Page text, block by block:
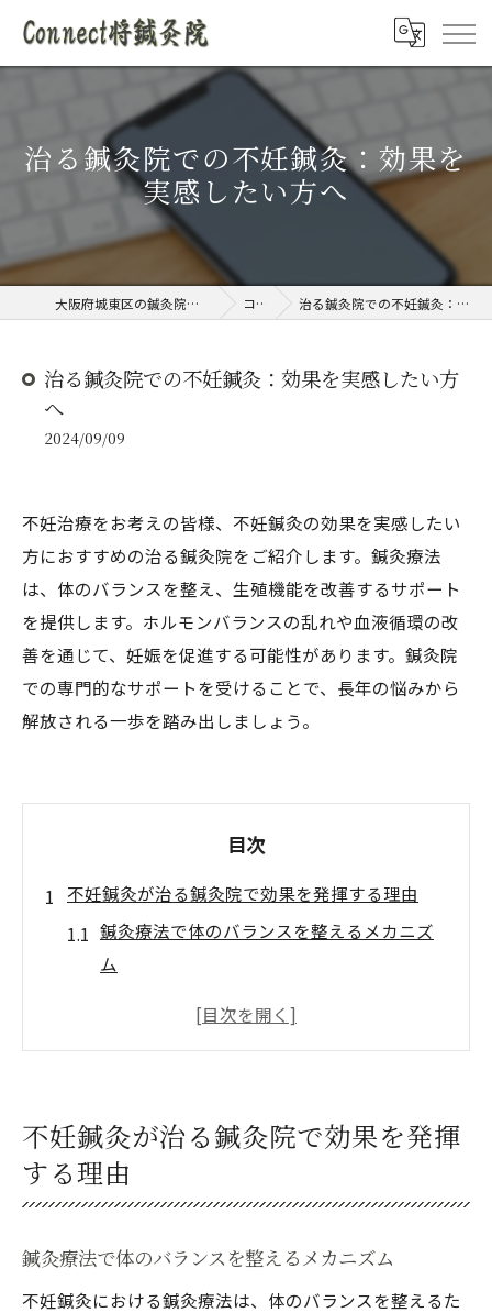
治る鍼灸院での不妊鍼灸：効果を
実感したい方へ
大阪府城東区の鍼灸院ならConnect将鍼灸院 コラム 治る鍼灸院での不妊鍼灸：効果を実感したい方へ
治る鍼灸院での不妊鍼灸：効果を実感したい方
へ
2024/09/09
不妊治療をお考えの皆様、不妊鍼灸の効果を実感したい
方におすすめの治る鍼灸院をご紹介します。鍼灸療法
は、体のバランスを整え、生殖機能を改善するサポート
を提供します。ホルモンバランスの乱れや血液循環の改
善を通じて、妊娠を促進する可能性があります。鍼灸院
での専門的なサポートを受けることで、長年の悩みから
解放される一歩を踏み出しましょう。
目次
不妊鍼灸が治る鍼灸院で効果を発揮する理由
鍼灸療法で体のバランスを整えるメカニズ
ム
血液循環の改善とホルモンバランス調整
治る鍼灸院の高い治療成功率
治る鍼灸院での不妊治療が選ばれる理由とは
最新の鍼灸技術の導入
患者一人ひとりに合った丁寧なカウンセリ
不妊鍼灸が治る鍼灸院で効果を発揮
する理由
鍼灸療法で体のバランスを整えるメカニズム
不妊鍼灸における鍼灸療法は、体のバランスを整えるた